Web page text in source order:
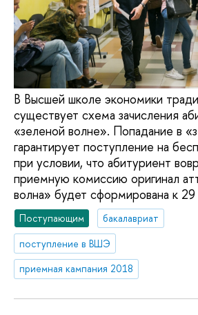
В Высшей школе экономики
существует схема зачисления
«зеленой волне». Попадание в
гарантирует поступление на
при условии, что абитуриент
приемную комиссию оригинал
волна» будет сформирована к
Поступающим
бакалавриат
поступление в ВШЭ
приемная кампания 2018